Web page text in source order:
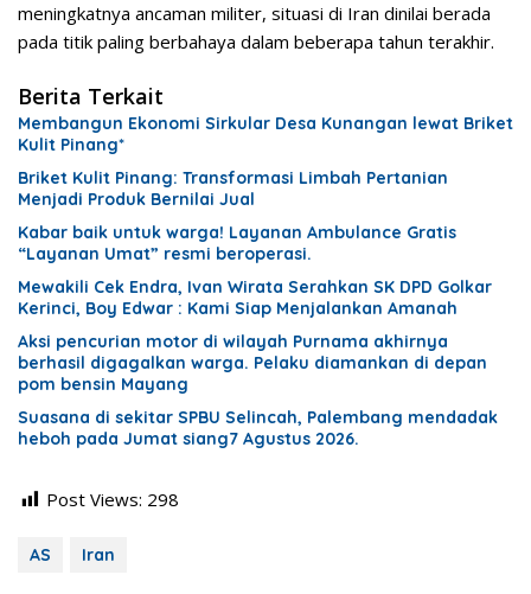
meningkatnya ancaman militer, situasi di Iran dinilai berada
pada titik paling berbahaya dalam beberapa tahun terakhir.
Berita Terkait
Membangun Ekonomi Sirkular Desa Kunangan lewat Briket
Kulit Pinang*
Briket Kulit Pinang: Transformasi Limbah Pertanian
Menjadi Produk Bernilai Jual
Kabar baik untuk warga! Layanan Ambulance Gratis
“Layanan Umat” resmi beroperasi.
Mewakili Cek Endra, Ivan Wirata Serahkan SK DPD Golkar
Kerinci, Boy Edwar : Kami Siap Menjalankan Amanah
Aksi pencurian motor di wilayah Purnama akhirnya
berhasil digagalkan warga. Pelaku diamankan di depan
pom bensin Mayang
Suasana di sekitar SPBU Selincah, Palembang mendadak
heboh pada Jumat siang7 Agustus 2026.
Post Views: 298
AS Iran